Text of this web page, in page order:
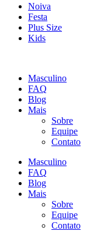
Noiva
Festa
Plus Size
Kids
Masculino
FAQ
Blog
Mais
Sobre
Equipe
Contato
Masculino
FAQ
Blog
Mais
Sobre
Equipe
Contato